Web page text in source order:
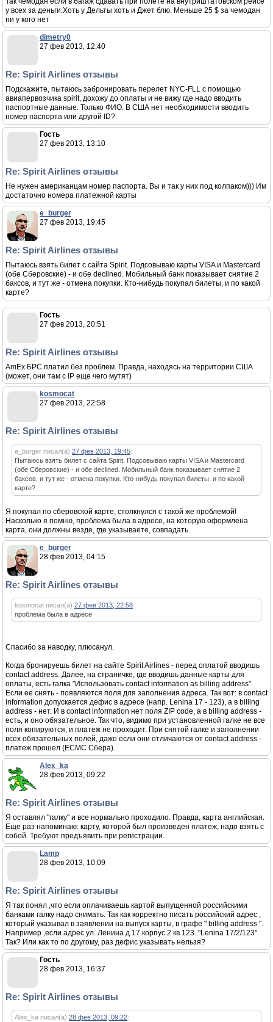
у всех за деньги.Хоть у Дельты хоть и Джет блю. Меньше 25 $ за чемодан
ни у кого нет
dimetry0
27 фев 2013, 12:40
Re: Spirit Airlines отзывы
Подскажите, пытаюсь забронировать перелет NYC-FLL с помощью
авиапервозчика spirit, дохожу до оплаты и не вижу где надо вводить
паспортные данные. Только ФИО. В США нет необходимости вводить
номер паспорта или другой ID?
Гость
27 фев 2013, 13:10
Re: Spirit Airlines отзывы
Не нужен американцам номер паспорта. Вы и так у них под колпаком))) Им
достаточно номера платежной карты
e_burger
27 фев 2013, 19:45
Re: Spirit Airlines отзывы
Пытаюсь взять билет с сайта Spirit. Подсовываю карты VISA и Mastercard
(обе Сберовские) - и обе declined. Мобильный банк показывает снятие 2
баксов, и тут же - отмена покупки. Кто-нибудь покупал билеты, и по какой
карте?
Гость
27 фев 2013, 20:51
Re: Spirit Airlines отзывы
AmEx БРС платил без проблем. Правда, находясь на территории США
(может, они там с IP еще чего мутят)
kosmocat
27 фев 2013, 22:58
Re: Spirit Airlines отзывы
e_burger писал(а) 27 фев 2013, 19:45:
Пытаюсь взять билет с сайта Spirit. Подсовываю карты VISA и Mastercard
(обе Сберовские) - и обе declined. Мобильный банк показывает снятие 2
баксов, и тут же - отмена покупки. Кто-нибудь покупал билеты, и по какой
карте?
Я покупал по сберовской карте, столкнулся с такой же проблемой!
Насколько я помню, проблема была в адресе, на которую оформлена
карта, они должны везде, где указываете, совпадать.
e_burger
28 фев 2013, 04:15
Re: Spirit Airlines отзывы
kosmocat писал(а) 27 фев 2013, 22:58:
проблема была в адресе
Спасибо за наводку, плюсанул.
Когда бронируешь билет на сайте Spirit Airlines - перед оплатой вводишь
contact address. Далее, на страничке, где вводишь данные карты для
оплаты, есть галка "Использовать contact information as billing address".
Если ее снять - появляются поля для заполнения адреса. Так вот: в contact
information допускается дефис в адресе (напр. Lenina 17 - 123), а в billing
address - нет. И в contact information нет поля ZIP code, а в billing address -
есть, и оно обязательное. Так что, видимо при установленной галке не все
поля копируются, и платеж не проходит. При снятой галке и заполнении
всех обязательных полей, даже если они отличаются от contact address -
платеж прошел (ECMC Сбера).
Alex_ka
28 фев 2013, 09:22
Re: Spirit Airlines отзывы
Я оставлял "галку" и все нормально проходило. Правда, карта английская.
Еще раз напоминаю: карту, которой был произведен платеж, надо взять с
собой. Требуют предъявить при регистрации.
Lamp
28 фев 2013, 10:09
Re: Spirit Airlines отзывы
Я так понял ,что если оплачиваешь картой выпущенной российскими
банками галку надо снимать. Так как корректно писать российский адрес ,
который указывал в заявлении на выпуск карты, в графе " billing address ".
Например ,если адрес ул. Ленина д.17 корпус 2 кв.123. "Lenina 17/2/123"
Так? Или как то по другому, раз дефис указывать нельзя?
Гость
28 фев 2013, 16:37
Re: Spirit Airlines отзывы
Alex_ka писал(а) 28 фев 2013, 09:22: